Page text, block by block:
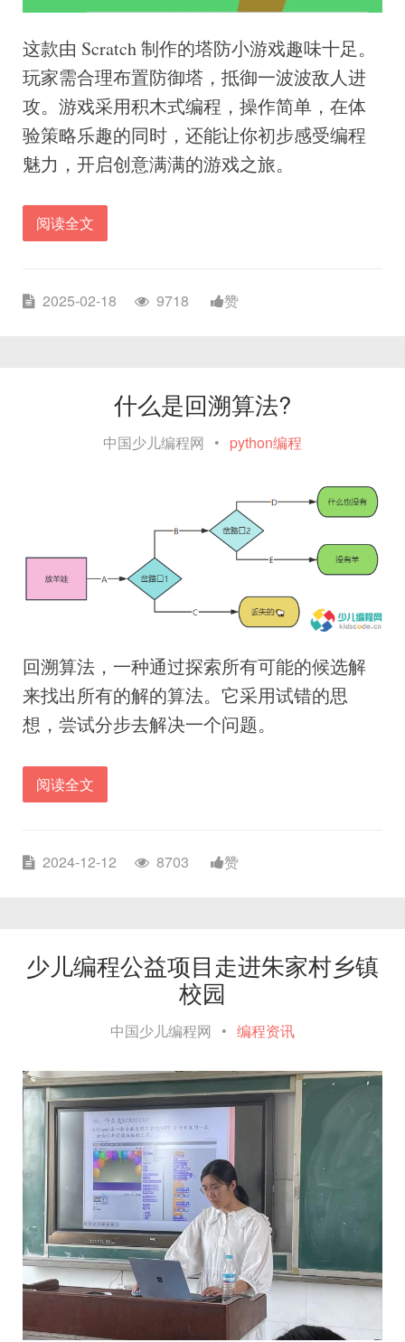
这款由 Scratch 制作的塔防小游戏趣味十足。
玩家需合理布置防御塔，抵御一波波敌人进
攻。游戏采用积木式编程，操作简单，在体
验策略乐趣的同时，还能让你初步感受编程
魅力，开启创意满满的游戏之旅。
阅读全文
2025-02-18 9718 赞
什么是回溯算法?
中国少儿编程网 • python编程
回溯算法，一种通过探索所有可能的候选解
来找出所有的解的算法。它采用试错的思
想，尝试分步去解决一个问题。
阅读全文
2024-12-12 8703 赞
少儿编程公益项目走进朱家村乡镇
校园
中国少儿编程网 • 编程资讯